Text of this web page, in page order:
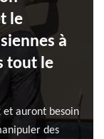
le
à
tout le
et auront besoin
des